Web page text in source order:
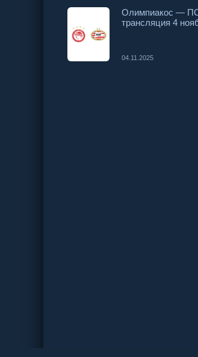
Олимпиакос —
трансляция 4
04.11.2025